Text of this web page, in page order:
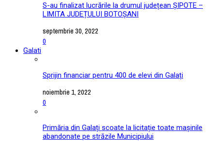
S-au finalizat lucrările la drumul județean ȘIPOTE –
LIMITA JUDEȚULUI BOTOȘANI
septembrie 30, 2022
0
Galati
Sprijin financiar pentru 400 de elevi din Galați
noiembrie 1, 2022
0
Primăria din Galați scoate la licitație toate mașinile
abandonate pe străzile Municipiului